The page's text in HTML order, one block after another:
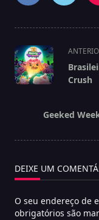
<span
class="nav-
subtitle
Crush
Geeked
DEIXE UM
O seu endereço de
obrigatórios são